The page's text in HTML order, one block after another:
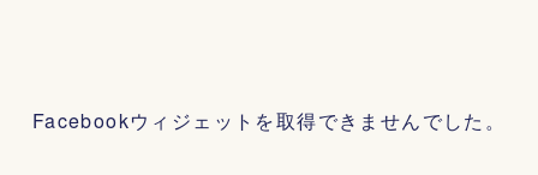
Facebookウィジェットを取得できませんでした。